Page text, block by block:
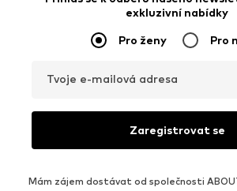
exkluzivní nabídky
Pro ženy Pro
Tvoje e-mailová adresa
Zaregistrovat se
Mám zájem dostávat od společnosti